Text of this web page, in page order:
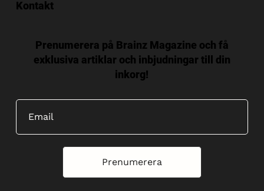
Kontakt
Prenumerera på Brainz Magazine och få
exklusiva artiklar och inbjudningar till din
inkorg!
Prenumerera